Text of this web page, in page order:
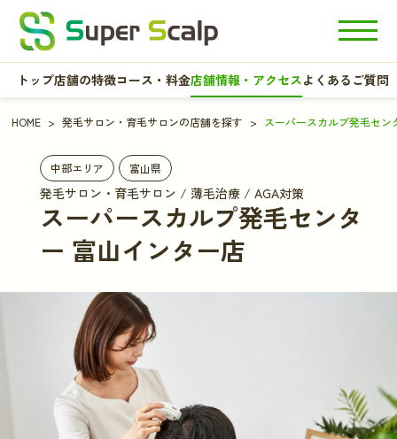
HOME 発毛サロン・育毛サロンの店舗を探す スーパースカルプ発毛セン
中部エリア 富山県
発毛サロン・育毛サロン / 薄毛治療 / AGA対策
スーパースカルプ発毛センタ
ー 富山インター店
トップ店舗の特徴コース・料金店舗情報・アクセスよくあるご質問